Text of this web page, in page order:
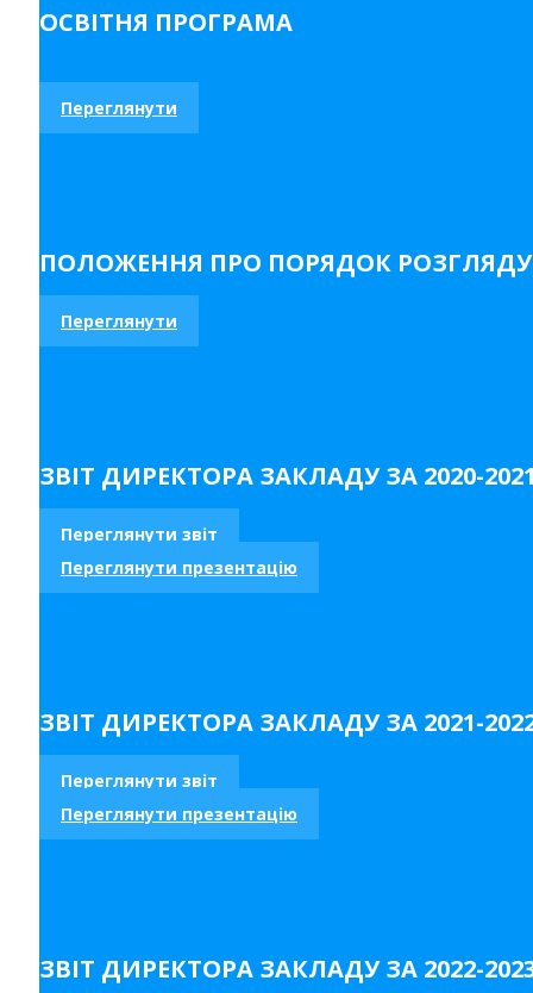
ОСВІТНЯ ПРОГРАМА
Переглянути
ПОЛОЖЕННЯ ПРО ПОРЯДОК РОЗГЛЯДУ
Переглянути
ЗВІТ ДИРЕКТОРА ЗАКЛАДУ ЗА 2020-
Переглянути звіт
Переглянути презентацію
ЗВІТ ДИРЕКТОРА ЗАКЛАДУ ЗА 2021-
Переглянути звіт
Переглянути презентацію
ЗВІТ ДИРЕКТОРА ЗАКЛАДУ ЗА 2022-